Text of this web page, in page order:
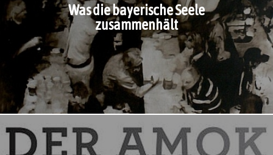
Was die bayerische Seele
zusammenhält